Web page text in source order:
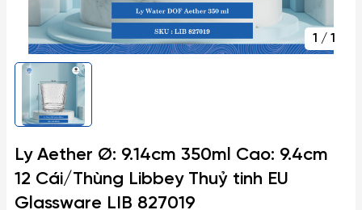
1 / 1
Ly Aether Ø: 9.14cm 350ml Cao: 9.4cm
12 Cái/Thùng Libbey Thuỷ tinh EU
Glassware LIB 827019